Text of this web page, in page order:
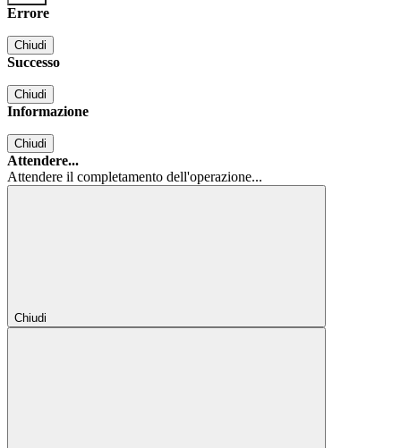
Errore
Chiudi
Successo
Chiudi
Informazione
Chiudi
Attendere...
Attendere il completamento dell'operazione...
Chiudi